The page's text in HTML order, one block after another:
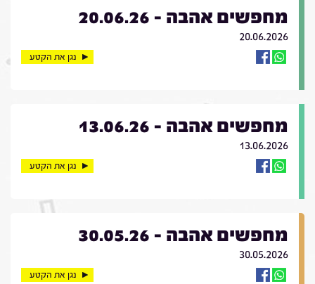
מחפשים אהבה - 20.06.26
20.06.2026
נגן את הקטע
מחפשים אהבה - 13.06.26
13.06.2026
נגן את הקטע
מחפשים אהבה - 30.05.26
30.05.2026
נגן את הקטע